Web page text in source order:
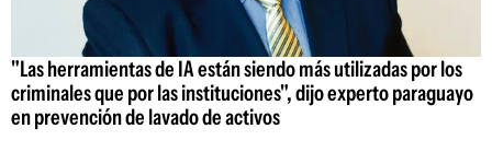
"Las herramientas de IA están siendo más utilizadas por los
criminales que por las instituciones", dijo experto paraguayo
en prevención de lavado de activos